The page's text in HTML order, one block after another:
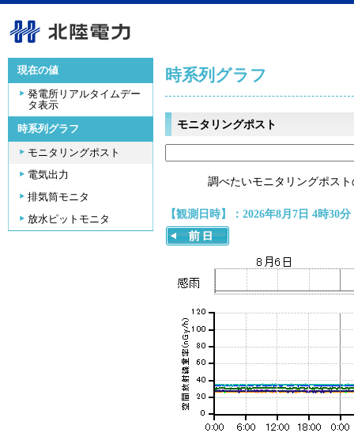
現在の値
発電所リアルタイムデー
タ表示
時系列グラフ
モニタリングポスト
電気出力
排気筒モニタ
放水ピットモニタ
時系列グラフ
モニタリングポスト
調べたいモニタリングポス
【観測日時】：2026年8月7日 4時30分